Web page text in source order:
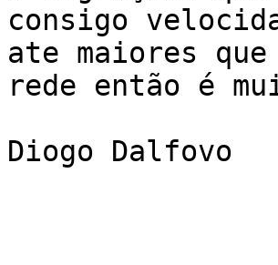
consigo
ate maiores que
rede então é
Diogo Dalfovo